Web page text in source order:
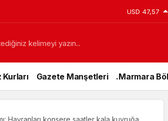
USD 47,57
kelimeyi yazın..
Kurları Gazete Manşetleri .Marmara
Hayranları konsere saatler kala kuyruğa